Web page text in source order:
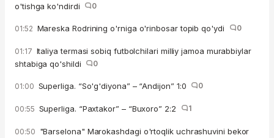
o'tishga ko'ndirdi
0
01:52 Mareska Rodrining o'rniga o'rinbosar topib qo'ydi 0
01:17 Italiya termasi sobiq futbolchilari milliy jamoa murabbiylar
shtabiga qo'shildi
0
01:00 Superliga. “So'g'diyona” – “Andijon” 1:0 0
00:55 Superliga. “Paxtakor” – “Buxoro” 2:2 1
00:50 "Barselona" Marokashdagi o'rtoqlik uchrashuvini bekor